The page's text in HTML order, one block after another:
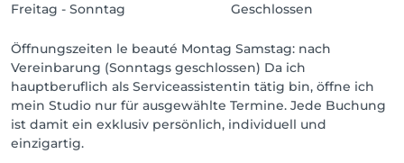
Freitag - Sonntag
Geschlossen
Öffnungszeiten le beauté Montag Samstag: nach
Vereinbarung (Sonntags geschlossen) Da ich
hauptberuflich als Serviceassistentin tätig bin, öffne ich
mein Studio nur für ausgewählte Termine. Jede Buchung
ist damit ein exklusiv persönlich, individuell und
einzigartig.